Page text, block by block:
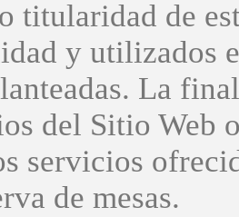
titularidad de
y utilizados
La
del Sitio Web
servicios
de mesas.